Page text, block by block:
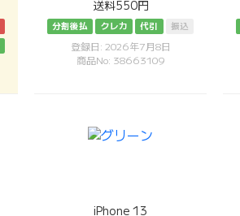
送料550円
分割後払 クレカ 代引 振込
登録日: 2026年7月8日
商品No: 38663109
iPhone 13